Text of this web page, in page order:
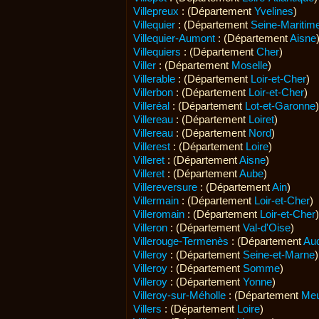
Villepreux : (Département Yvelines)
Villequier : (Département Seine-
Villequier-Aumont : (DépartementAisne)
Villequiers : (Département Cher)
Viller : (Département Moselle)
Villerable : (Département Loir-et-Cher)
Villerbon : (Département Loir-et-Cher)
Villeréal : (Département Lot-et-Garonne)
Villereau : (Département Loiret)
Villereau : (Département Nord)
Villerest : (Département Loire)
Villeret : (DépartementAisne)
Villeret : (DépartementAube)
Villereversure : (DépartementAin)
Villermain : (Département Loir-et-Cher)
Villeromain : (Département Loir-et-Cher)
Villeron : (Département Val-d'Oise)
Villerouge-Termenès : (Département
Villeroy : (Département Seine-et-Marne)
Villeroy : (Département Somme)
Villeroy : (Département Yonne)
Villeroy-sur-Méholle : (Département
Villers : (Département Loire)